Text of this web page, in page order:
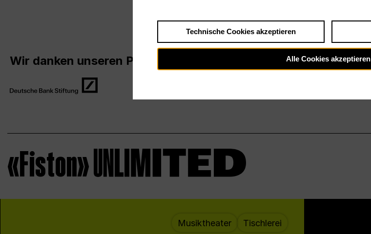
Wir danken unseren Partner*innen
«Fiston»
Musiktheater Tischlerei
Technische Cookies akzeptieren
Alle Cookies akzeptieren